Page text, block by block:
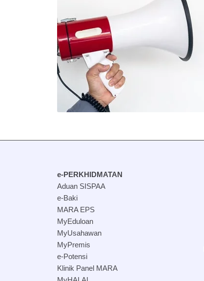
e-PERKHIDMATAN
Aduan SISPAA
e-Baki
MARA EPS
MyEduloan
MyUsahawan
MyPremis
e-Potensi
Klinik Panel MARA